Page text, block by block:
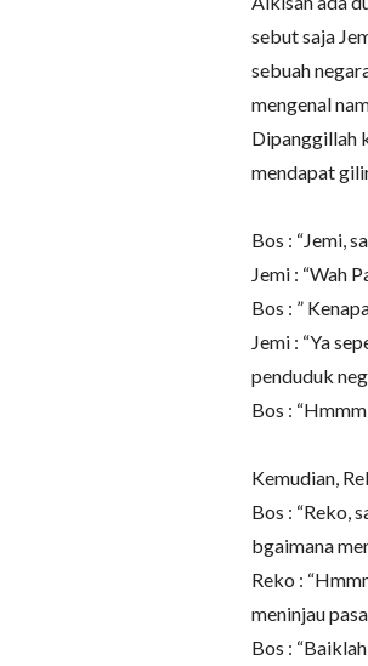
sebut saja
sebuah
mengenal
Dipanggillah
mendapat
Bos : “Jemi,
Jemi : “Wah
Bos : ”
Jemi : “Ya
penduduk
Bos :
Kemudian,
Bos : “Reko,
bgaimana
Reko :
meninjau
Bos :